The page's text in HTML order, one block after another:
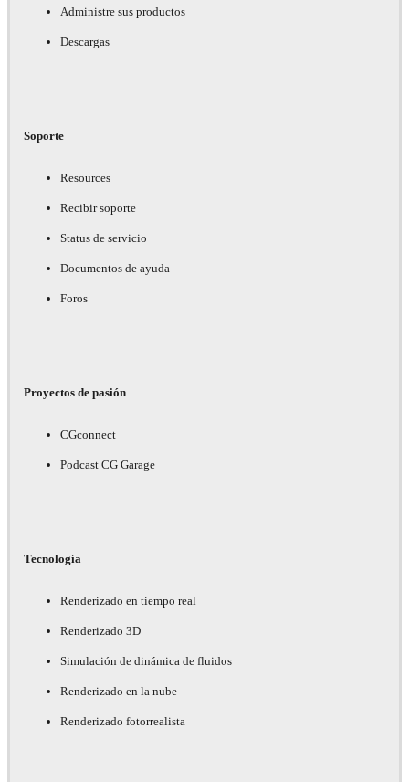
Administre sus productos
Descargas
Soporte
Resources
Recibir soporte
Status de servicio
Documentos de ayuda
Foros
Proyectos de pasión
CGconnect
Podcast CG Garage
Tecnología
Renderizado en tiempo real
Renderizado 3D
Simulación de dinámica de fluidos
Renderizado en la nube
Renderizado fotorrealista